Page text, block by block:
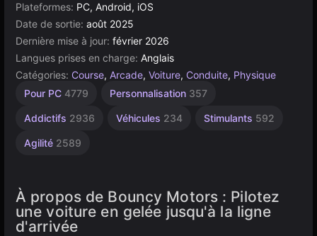
Plateformes: PC, Android, iOS
Date de sortie: août 2025
Dernière mise à jour: février 2026
Langues prises en charge: Anglais
Catégories: Course, Arcade, Voiture, Conduite, Physique
Pour PC 4779 Personnalisation 357
Addictifs 2936 Véhicules 234 Stimulants 592
Agilité 2589
Cinéma
À propos de Bouncy Motors : Pilotez
une voiture en gelée jusqu'à la ligne
d'arrivée